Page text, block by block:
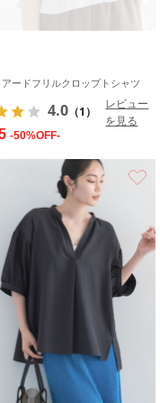
ードフリルクロップトシャツ
4.0 （1）
レビュー
を見る
-50%OFF-